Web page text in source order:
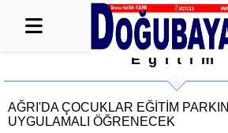
Eğitim
AĞRI'DA ÇOCUKLAR EĞITIM
UYGULAMALI ÖĞRENECEK